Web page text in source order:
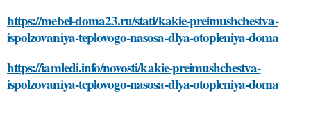
https://mebel-doma23.ru/stati/kakie-preimushchestva-
ispolzovaniya-teplovogo-nasosa-dlya-otopleniya-doma
https://iamledi.info/novosti/kakie-preimushchestva-
ispolzovaniya-teplovogo-nasosa-dlya-otopleniya-doma